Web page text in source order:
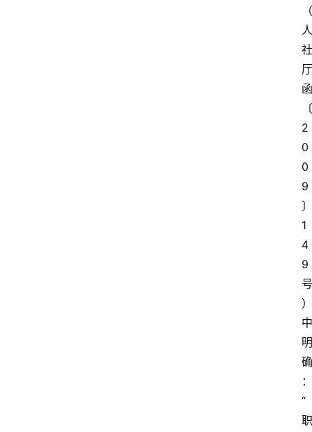
（
人
社
厅
函
〔
2
0
0
9
〕
1
4
9
号
）
中
明
确
：
“
职